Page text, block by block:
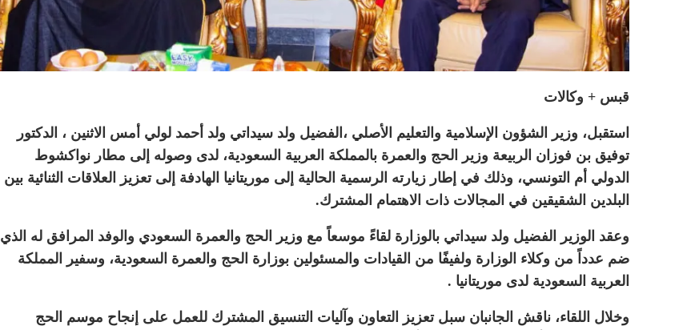
قبس + وكالات
استقبل، وزير الشؤون الإسلامية والتعليم الأصلي ،الفضيل ولد سيداتي ولد أحمد لولي أمس الاثنين ، الدكتور
توفيق بن فوزان الربيعة وزير الحج والعمرة بالمملكة العربية السعودية، لدى وصوله إلى مطار نواكشوط
الدولي أم التونسي، وذلك في إطار زيارته الرسمية الحالية إلى موريتانيا الهادفة إلى تعزيز العلاقات الثنائية بين
البلدين الشقيقين في المجالات ذات الاهتمام المشترك.
وعقد الوزير الفضيل ولد سيداتي بالوزارة لقاءً موسعاً مع وزير الحج والعمرة السعودي والوفد المرافق له الذي
ضم عدداً من وكلاء الوزارة ولفيفًا من القيادات والمسئولين بوزارة الحج والعمرة السعودية، وسفير المملكة
العربية السعودية لدى موريتانيا .
وخلال اللقاء، ناقش الجانبان سبل تعزيز التعاون وآليات التنسيق المشترك للعمل على إنجاح موسم الحج